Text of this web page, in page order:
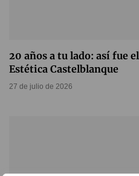
20 años a tu lado: así fue
Estética Castelblanque
27 de julio de 2026